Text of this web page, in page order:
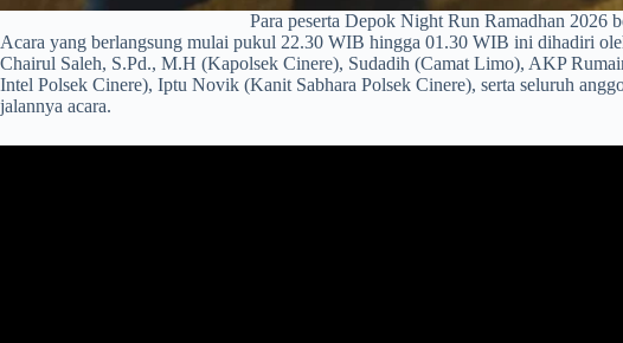
Para peserta Depok Night Run Ramadhan 2026
Acara yang berlangsung mulai pukul 22.30 WIB hingga 01.30 WIB ini dihadiri
Chairul Saleh, S.Pd., M.H (Kapolsek Cinere), Sudadih (Camat Limo), AKP
Intel Polsek Cinere), Iptu Novik (Kanit Sabhara Polsek Cinere), serta seluruh
jalannya acara.